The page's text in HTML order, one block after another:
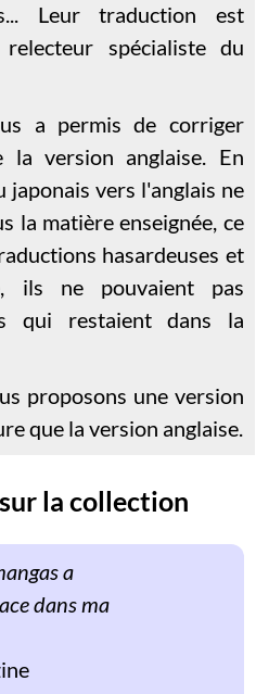
Leur traduction est
spécialiste du
a permis de corriger
la version anglaise. En
vers l'anglais ne
la matière enseignée, ce
hasardeuses et
ils ne pouvaient pas
qui restaient dans la
proposons une version
que la version anglaise.
la collection
a
dans ma